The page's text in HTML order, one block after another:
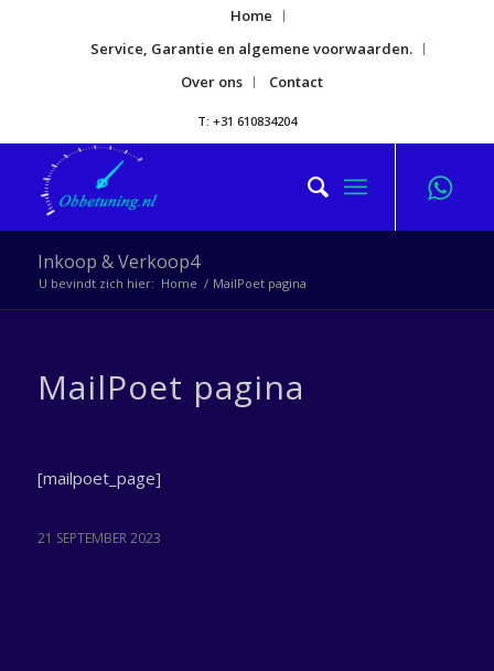
Home
Service, Garantie en algemene voorwaarden.
Over ons
Contact
T: +31 610834204
Inkoop & Verkoop4
U bevindt zich hier: Home / MailPoet pagina
MailPoet pagina
[mailpoet_page]
21 SEPTEMBER 2023